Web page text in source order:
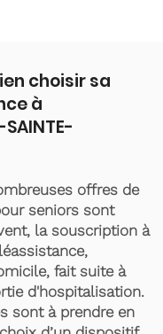
choisir sa
à
SAINTE-
offres de
seniors sont
la souscription à
fait suite à
d'hospitalisation.
sont à prendre en